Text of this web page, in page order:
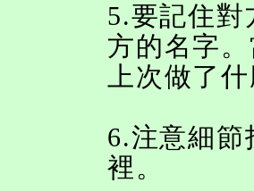
5.要記住對
方的名字
上次做了
6.注意細節
裡。